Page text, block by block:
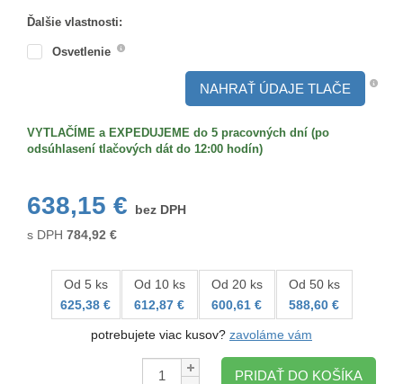
strana
Ďalšie vlastnosti:
Osvetlenie
NAHRAŤ ÚDAJE TLAČE
VYTLAČÍME a EXPEDUJEME do 5 pracovných dní (po
odsúhlasení tlačových dát do 12:00 hodín)
638,15 €
bez DPH
s DPH 784,92 €
Od 5 ks
625,38 €
Od 10 ks
612,87 €
Od 20 ks
600,61 €
Od 50 ks
588,60 €
potrebujete viac kusov? zavoláme vám
Množstvo:
PRIDAŤ DO KOŠÍKA